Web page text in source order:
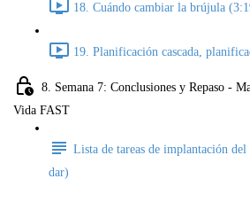
18. Cuándo cambiar la brújula
19. Planificación cascada,
8. Semana 7: Conclusiones y Repaso -
Vida FAST
Lista de tareas de implantación del
dar)